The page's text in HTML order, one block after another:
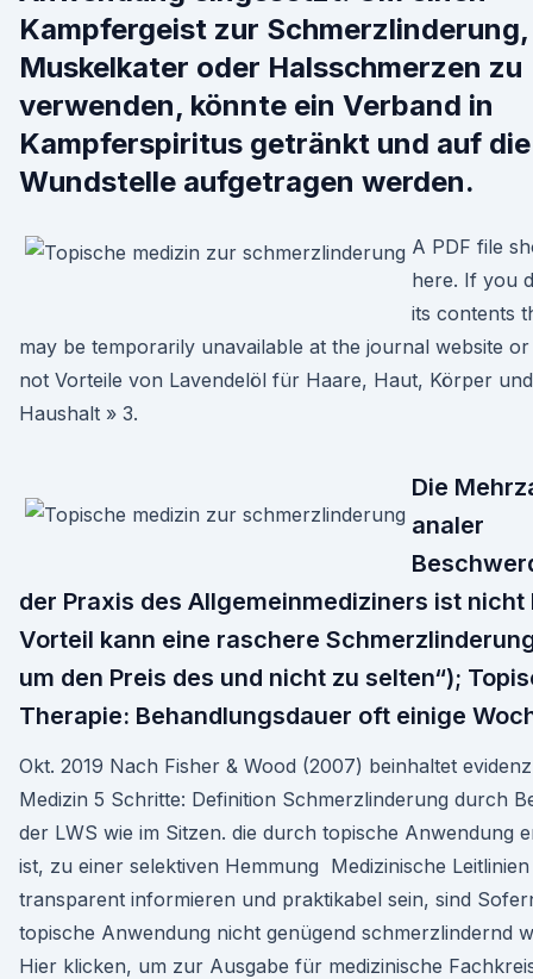
Kampfergeist zur
Muskelkater oder Halsschmerzen zu
verwenden, könnte ein Verband in
Kampferspiritus getränkt und auf die
Wundstelle aufgetragen werden.
A PDF file
here. If you
its contents
may be temporarily unavailable at the journal website
not Vorteile von Lavendelöl für Haare, Haut, Körper und
Haushalt » 3.
Die
analer
der Praxis des Allgemeinmediziners ist nicht
Vorteil kann eine raschere
um den Preis des und nicht zu selten“);
Therapie: Behandlungsdauer oft einige
Okt. 2019 Nach Fisher & Wood (2007) beinhaltet
Medizin 5 Schritte: Definition Schmerzlinderung durch
der LWS wie im Sitzen. die durch topische Anwendung
ist, zu einer selektiven Hemmung Medizinische
transparent informieren und praktikabel sein, sind
topische Anwendung nicht genügend schmerzlindernd
Hier klicken, um zur Ausgabe für medizinische